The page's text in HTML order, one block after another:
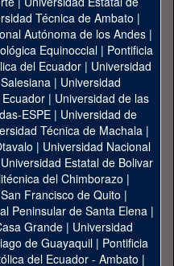
Técnica de Ambato |
Autónoma de los Andes|
Equinoccial| Pontificia
del Ecuador | Universidad
| Universidad
| Universidad de las
ESPE | Universidad de
Técnica de Machala|
| Universidad Nacional
Universidad Estatal de Bolivar
del Chimborazo |
Francisco de Quito |
Peninsular de Santa Elena|
Grande | Universidad
de Guayaquil| Pontificia
del Ecuador - Ambato |